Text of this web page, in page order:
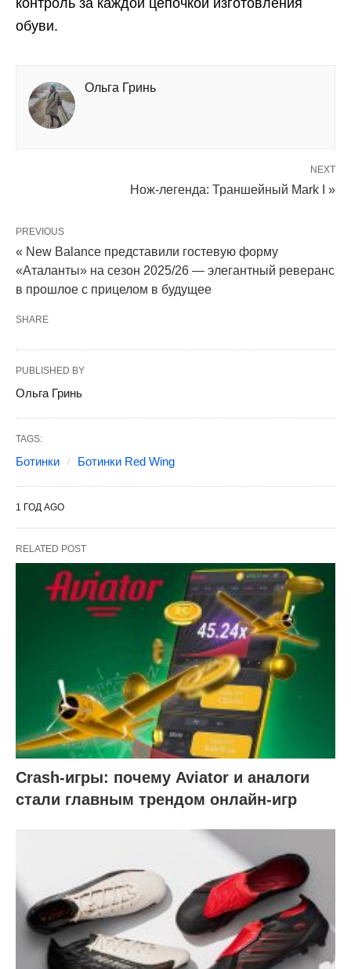
контроль за каждой цепочкой изготовления
обуви.
Ольга Гринь
NEXT
Нож-легенда: Траншейный Mark I »
PREVIOUS
« New Balance представили гостевую форму
«Аталанты» на сезон 2025/26 — элегантный реверанс
в прошлое с прицелом в будущее
SHARE
PUBLISHED BY
Ольга Гринь
TAGS:
Ботинки Ботинки Red Wing
1 ГОД AGO
RELATED POST
Crash-игры: почему Aviator и аналоги
стали главным трендом онлайн-игр